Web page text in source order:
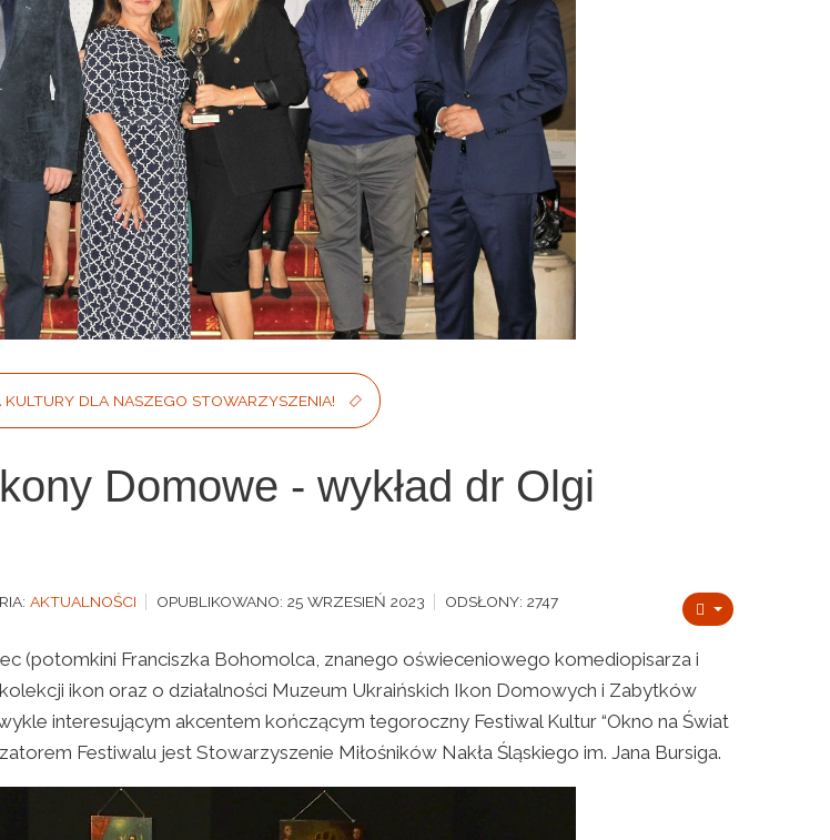
DLA NASZEGO STOWARZYSZENIA!
Domowe - wykład dr Olgi
AKTUALNOŚCI OPUBLIKOWANO: 25 WRZESIEŃ 2023 ODSŁONY: 2747
(potomkini Franciszka Bohomolca, znanego oświeceniowego komediopisarza i
ikon oraz o działalności Muzeum Ukraińskich Ikon Domowych i Zabytków
interesującym akcentem kończącym tegoroczny Festiwal Kultur “Okno na Świat
Festiwalu jest Stowarzyszenie Miłośników Nakła Śląskiego im. Jana Bursiga.